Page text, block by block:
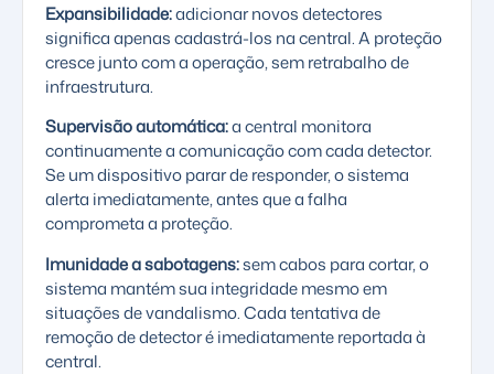
Expansibilidade:adicionar novos detectores
significa apenas cadastrá-los na central. A proteção
cresce junto com a operação, sem retrabalho de
infraestrutura.
Supervisão automática:a central monitora
continuamente a comunicação com cada detector.
Se um dispositivo parar de responder, o sistema
alerta imediatamente, antes que a falha
comprometa a proteção.
Imunidade a sabotagens:sem cabos para cortar, o
sistema mantém sua integridade mesmo em
situações de vandalismo. Cada tentativa de
remoção de detector é imediatamente reportada à
central.